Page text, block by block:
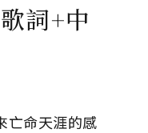
詞+中
亡命天涯的感